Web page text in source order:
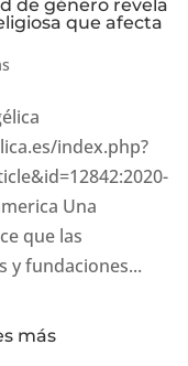
de género revela
que afecta
index.php?
Una
que las
y fundaciones...
más